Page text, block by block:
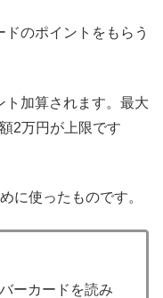
のポイントをもらう
ト加算されます。最大
2万円が上限です
に使ったものです。
ーカードを読み